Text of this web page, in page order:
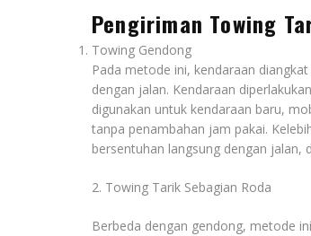
Pengiriman Towing
Towing Gendong
Pada metode ini, kendaraan
dengan jalan. Kendaraan
digunakan untuk kendaraan baru,
tanpa penambahan jam pakai.
bersentuhan langsung dengan
2. Towing Tarik Sebagian Roda
Berbeda dengan gendong, metode